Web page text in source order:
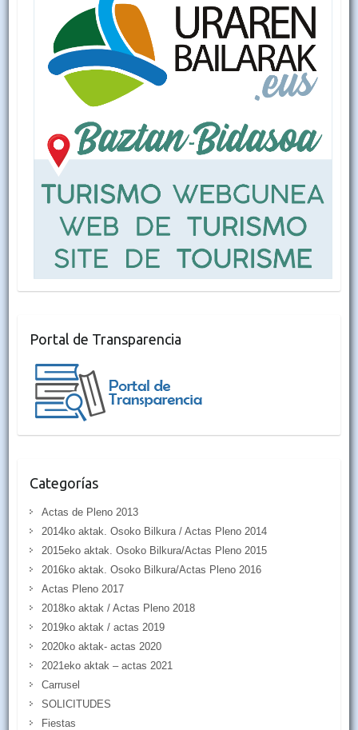
Portal de Transparencia
Categorías
Actas de Pleno 2013
2014ko aktak. Osoko Bilkura / Actas Pleno 2014
2015eko aktak. Osoko Bilkura/Actas Pleno 2015
2016ko aktak. Osoko Bilkura/Actas Pleno 2016
Actas Pleno 2017
2018ko aktak / Actas Pleno 2018
2019ko aktak / actas 2019
2020ko aktak- actas 2020
2021eko aktak – actas 2021
Carrusel
SOLICITUDES
Fiestas